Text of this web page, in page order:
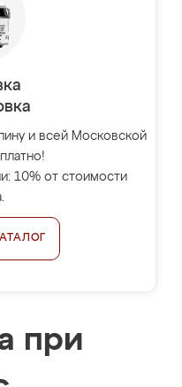
и всей Московской
10% от стоимости
при